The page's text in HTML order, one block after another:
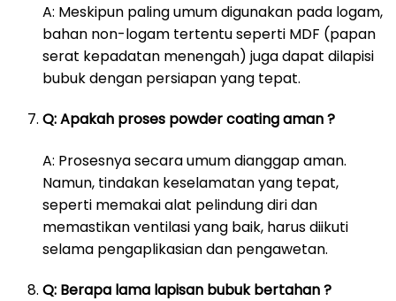
A: Meskipun paling umum digunakan pada logam,
bahan non-logam tertentu seperti MDF (papan
serat kepadatan menengah) juga dapat dilapisi
bubuk dengan persiapan yang tepat.
Q: Apakah proses powder coating aman ?
A: Prosesnya secara umum dianggap aman.
Namun, tindakan keselamatan yang tepat,
seperti memakai alat pelindung diri dan
memastikan ventilasi yang baik, harus diikuti
selama pengaplikasian dan pengawetan.
Q: Berapa lama lapisan bubuk bertahan ?